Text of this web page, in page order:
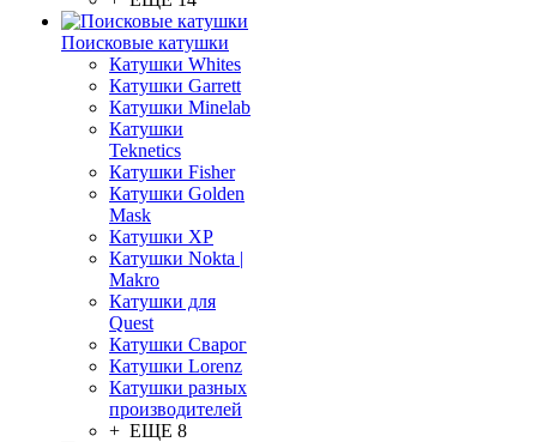
Поисковые катушки
Катушки Whites
Катушки Garrett
Катушки Minelab
Катушки
Teknetics
Катушки Fisher
Катушки Golden
Mask
Катушки XP
Катушки Nokta |
Makro
Катушки для
Quest
Катушки Сварог
Катушки Lorenz
Катушки разных
производителей
+ ЕЩЕ 8